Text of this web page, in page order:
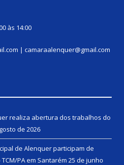
às 14:00
| camaraalenquer@gmail.com
realiza abertura dos trabalhos do
de 2026
de Alenquer participam de
PA em Santarém 25 de junho